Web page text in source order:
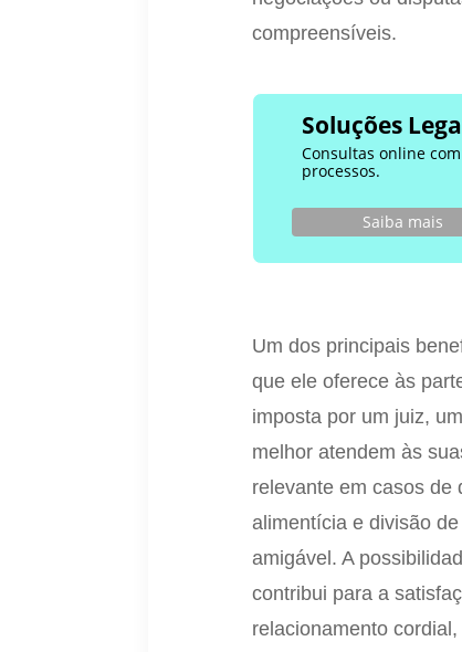
compreensíveis.
Soluções
Consultas online
processos.
Saiba mais
Um dos principais
que ele oferece às
imposta por um juiz,
melhor atendem às
relevante em casos de
alimentícia e divisão
amigável. A
contribui para a
relacionamento